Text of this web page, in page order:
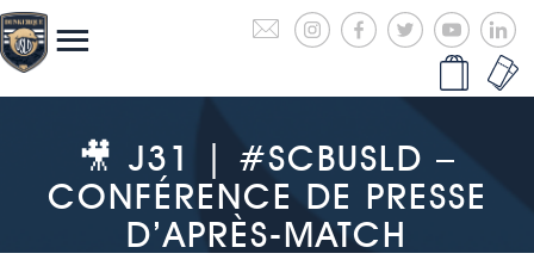
🎥 J31 | #SCBUSLD –
CONFÉRENCE DE PRESSE
D’APRÈS-MATCH